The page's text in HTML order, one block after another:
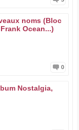
noms (Bloc
Ocean...)
0
Nostalgia,